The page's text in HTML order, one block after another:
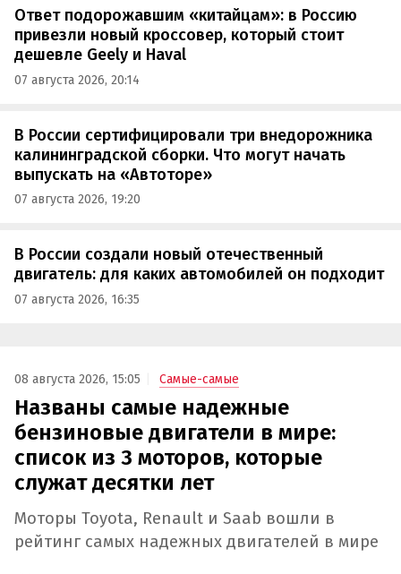
Ответ подорожавшим «китайцам»: в Россию
привезли новый кроссовер, который стоит
дешевле Geely и Haval
07 августа 2026, 20:14
В России сертифицировали три внедорожника
калининградской сборки. Что могут начать
выпускать на «Автоторе»
07 августа 2026, 19:20
В России создали новый отечественный
двигатель: для каких автомобилей он подходит
07 августа 2026, 16:35
08 августа 2026, 15:05 Самые-самые
Названы самые надежные
бензиновые двигатели в мире:
список из 3 моторов, которые
служат десятки лет
Моторы Toyota, Renault и Saab вошли в
рейтинг самых надежных двигателей в мире